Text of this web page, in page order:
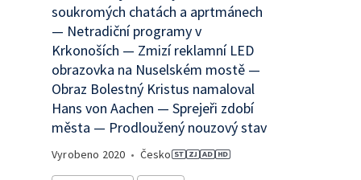
soukromých chatách a aprtmánech
— Netradiční programy v
Krkonoších — Zmizí reklamní LED
obrazovka na Nuselském mostě —
Obraz Bolestný Kristus namaloval
Hans von Aachen — Sprejeři zdobí
města — Prodloužený nouzový stav
Vyrobeno 2020 • Česko